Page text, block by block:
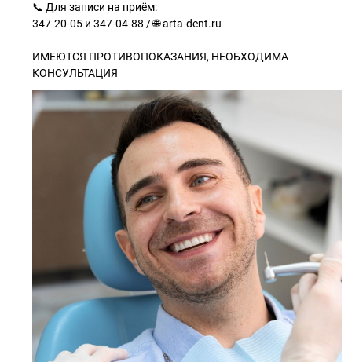
📞 Для записи на приём:
347-20-05 и 347-04-88 / 🌐 arta-dent.ru
ИМЕЮТСЯ ПРОТИВОПОКАЗАНИЯ, НЕОБХОДИМА
КОНСУЛЬТАЦИЯ